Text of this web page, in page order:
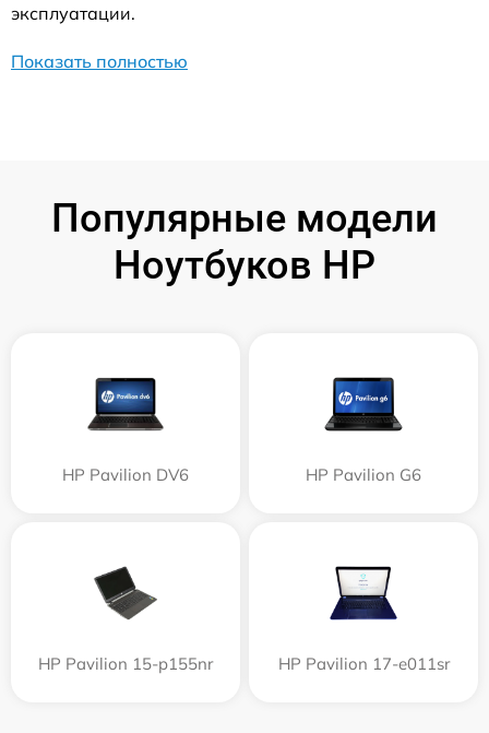
эксплуатации.
Показать полностью
Популярные модели
Ноутбуков HP
HP Pavilion DV6 HP Pavilion G6
HP Pavilion 15-p155nr HP Pavilion 17-e011sr